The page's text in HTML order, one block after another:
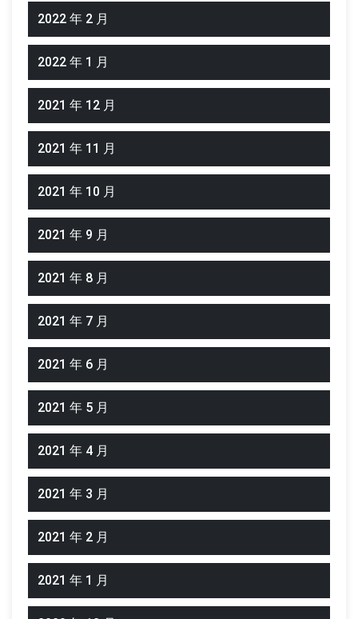
2022 年 2 月
2022 年 1 月
2021 年 12 月
2021 年 11 月
2021 年 10 月
2021 年 9 月
2021 年 8 月
2021 年 7 月
2021 年 6 月
2021 年 5 月
2021 年 4 月
2021 年 3 月
2021 年 2 月
2021 年 1 月